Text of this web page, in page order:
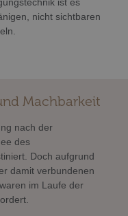
ist es
nicht sichtbaren
Machbarkeit
nach der
des
Doch aufgrund
damit verbundenen
im Laufe der